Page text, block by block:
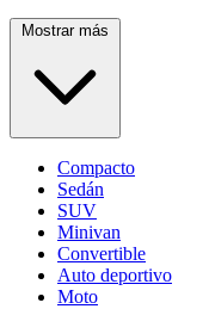
Mostrar más
Compacto
Sedán
SUV
Minivan
Convertible
Auto deportivo
Moto